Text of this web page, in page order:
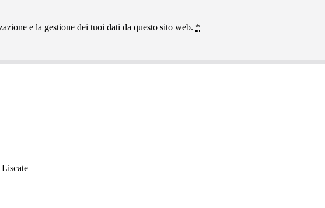
e la gestione dei tuoi dati da questo sito web. *